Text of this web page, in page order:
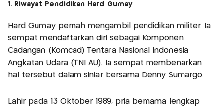
1. Riwayat Pendidikan Hard Gumay
Hard Gumay pernah mengambil pendidikan militer. Ia
sempat mendaftarkan diri sebagai Komponen
Cadangan (Komcad) Tentara Nasional Indonesia
Angkatan Udara (TNI AU). Ia sempat membenarkan
hal tersebut dalam siniar bersama Denny Sumargo.
Lahir pada 13 Oktober 1989, pria bernama lengkap